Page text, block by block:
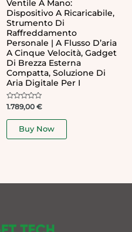
Ventile A Mano:
Dispositivo A Ricaricabile,
Strumento Di
Raffreddamento
Personale | A Flusso D’aria
A Cinque Velocità, Gadget
Di Brezza Esterna
Compatta, Soluzione Di
Aria Digitale Per I
Rated
out
1.789,00 €
Buy Now